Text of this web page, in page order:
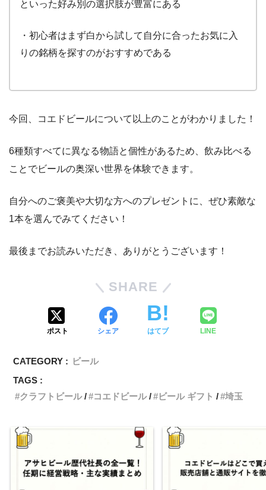
といった好み別の選択肢が豊富にある
・初心者はまず白から試して自分に合ったお気に入
りの銘柄を探すのがおすすめである
今回、コエドビールについて以上のことがわかりました！
6種類すべてに異なる物語と個性があるため、飲み比べる
ことでビールの奥深い世界を体験できます。
自分へのご褒美や大切な方へのプレゼントに、ぜひ素敵な
1本を選んでみてください！
最後までお読みいただき、ありがとうございます！
SHARE
ポスト シェア はてブ LINE
CATEGORY : ビール
TAGS :
クラフトビール
コエドビール ビール ギフト 埼玉